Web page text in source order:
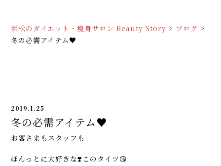
浜松のダイエット・痩身サロン Beauty Story > ブログ >
冬の必需アイテム♥
2019.1.25
冬の必需アイテム♥
お客さまもスタッフも
ほんっとに大好きな❣️このタイツ😘